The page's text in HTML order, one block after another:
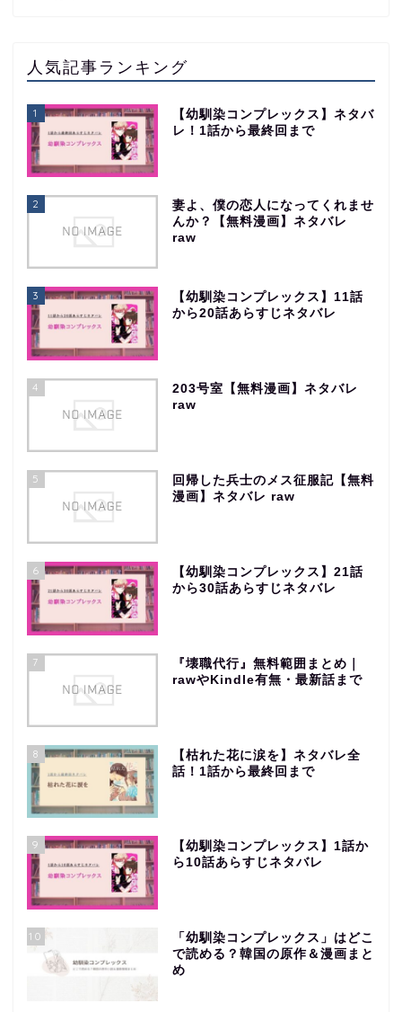
人気記事ランキング
1
【幼馴染コンプレックス】ネタバ
レ！1話から最終回まで
2
妻よ、僕の恋人になってくれませ
んか？【無料漫画】ネタバレ
raw
3
【幼馴染コンプレックス】11話
から20話あらすじネタバレ
4
203号室【無料漫画】ネタバレ
raw
5
回帰した兵士のメス征服記【無料
漫画】ネタバレ raw
6
【幼馴染コンプレックス】21話
から30話あらすじネタバレ
7
『壊職代行』無料範囲まとめ｜
rawやKindle有無・最新話まで
8
【枯れた花に涙を】ネタバレ全
話！1話から最終回まで
9
【幼馴染コンプレックス】1話か
ら10話あらすじネタバレ
10
「幼馴染コンプレックス」はどこ
で読める？韓国の原作＆漫画まと
め